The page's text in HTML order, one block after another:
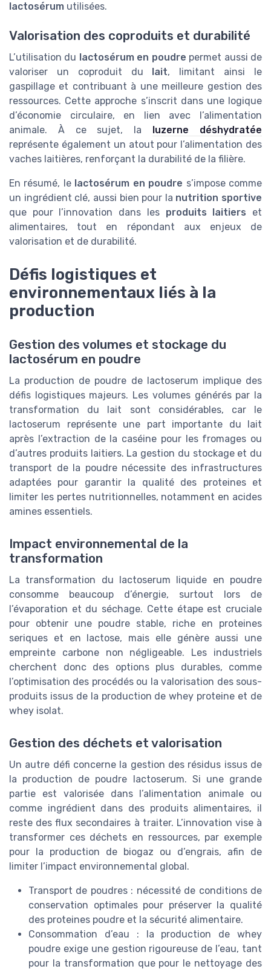
lactosérum utilisées.
Valorisation des coproduits et durabilité
L’utilisation du lactosérum en poudre permet aussi de
valoriser un coproduit du
lait, limitant ainsi le
gaspillage et contribuant à une meilleure gestion des
ressources. Cette approche s’inscrit dans une logique
d’économie circulaire, en lien avec l’alimentation
animale. À ce sujet, la
luzerne déshydratée
représente également un atout pour l’alimentation des
vaches laitières, renforçant la durabilité de la filière.
En résumé, le lactosérum en poudre s’impose comme
un ingrédient clé, aussi bien pour la nutrition sportive
que pour l’innovation dans les produits laitiers et
alimentaires, tout en répondant aux enjeux de
valorisation et de durabilité.
Défis logistiques et
environnementaux liés à la
production
Gestion des volumes et stockage du
lactosérum en poudre
La production de poudre de lactoserum implique des
défis logistiques majeurs. Les volumes générés par la
transformation du lait sont considérables, car le
lactoserum représente une part importante du lait
après l’extraction de la caséine pour les fromages ou
d’autres produits laitiers. La gestion du stockage et du
transport de la poudre nécessite des infrastructures
adaptées pour garantir la qualité des proteines et
limiter les pertes nutritionnelles, notamment en acides
amines essentiels.
Impact environnemental de la
transformation
La transformation du lactoserum liquide en poudre
consomme beaucoup d’énergie, surtout lors de
l’évaporation et du séchage. Cette étape est cruciale
pour obtenir une poudre stable, riche en proteines
seriques et en lactose, mais elle génère aussi une
empreinte carbone non négligeable. Les industriels
cherchent donc des options plus durables, comme
l’optimisation des procédés ou la valorisation des sous-
produits issus de la production de whey proteine et de
whey isolat.
Gestion des déchets et valorisation
Un autre défi concerne la gestion des résidus issus de
la production de poudre lactoserum. Si une grande
partie est valorisée dans l’alimentation animale ou
comme ingrédient dans des produits alimentaires, il
reste des flux secondaires à traiter. L’innovation vise à
transformer ces déchets en ressources, par exemple
pour la production de biogaz ou d’engrais, afin de
limiter l’impact environnemental global.
Transport de poudres : nécessité de conditions de
conservation optimales pour préserver la qualité
des proteines poudre et la sécurité alimentaire.
Consommation d’eau : la production de whey
poudre exige une gestion rigoureuse de l’eau, tant
pour la transformation que pour le nettoyage des